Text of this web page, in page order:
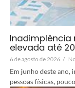
Inadimplência
elevada até
6 de agosto de 2026 /
Em junho deste ano,
pessoas físicas,